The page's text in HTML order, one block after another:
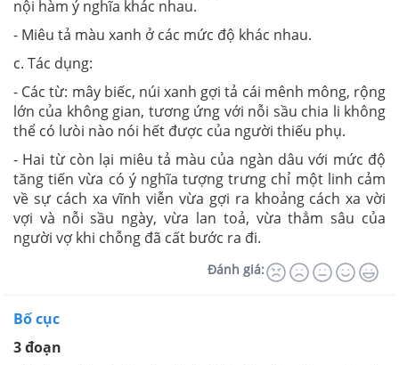
nội hàm ý nghĩa khác nhau.
- Miêu tả màu xanh ở các mức độ khác nhau.
c. Tác dụng:
- Các từ: mây biếc, núi xanh gợi tả cái mênh mông, rộng
lớn của không gian, tương ứng với nỗi sầu chia li không
thể có lưòi nào nói hết được của người thiếu phụ.
- Hai từ còn lại miêu tả màu của ngàn dâu với mức độ
tăng tiến vừa có ý nghĩa tượng trưng chỉ một linh cảm
về sự cách xa vĩnh viễn vừa gợi ra khoảng cách xa vời
vợi và nỗi sầu ngày, vừa lan toả, vừa thẳm sâu của
người vợ khi chỗng đã cất bước ra đi.
Đánh giá:
Bố cục
3 đoạn